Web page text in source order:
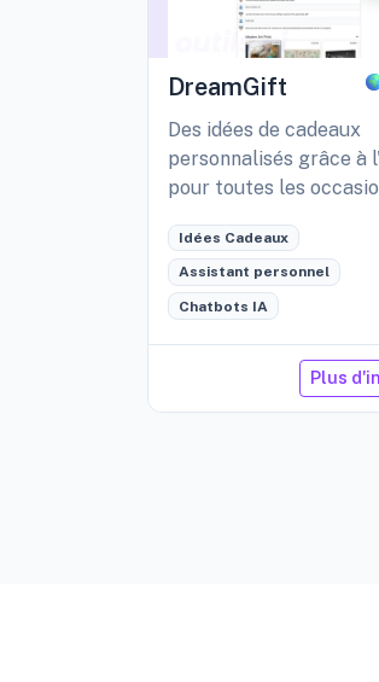
DreamGift
Des idées de cadeaux
personnalisés grâce à
pour toutes les
Idées Cadeaux
Assistant personnel
Chatbots IA
Plus